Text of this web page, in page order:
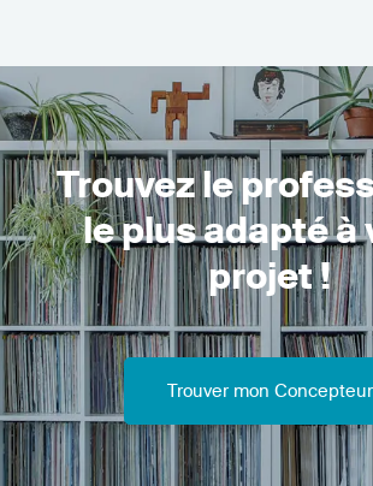
Trouvez le
le plus adapté à
projet !
Trouver mon Concepteur